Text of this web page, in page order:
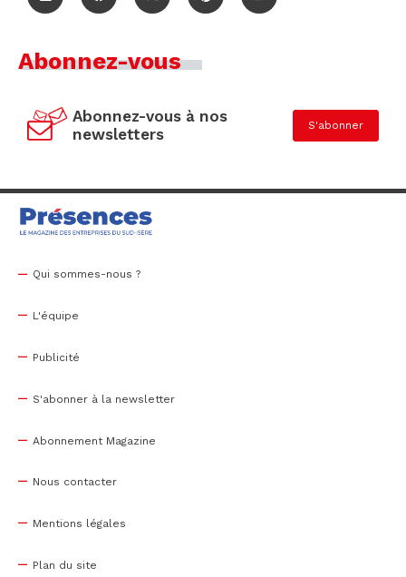
Abonnez-vous
Abonnez-vous à nos
newsletters
S'abonner
Qui sommes-nous ?
L'équipe
Publicité
S'abonner à la newsletter
Abonnement Magazine
Nous contacter
Mentions légales
Plan du site